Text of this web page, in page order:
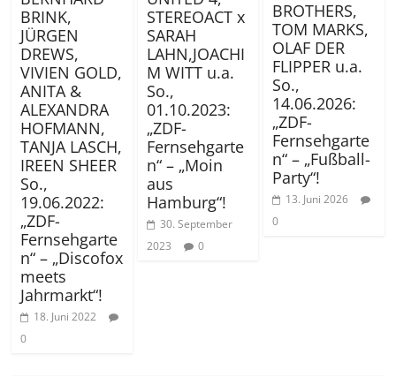
BRINK,
JÜRGEN
DREWS,
VIVIEN GOLD,
ANITA &
ALEXANDRA
HOFMANN,
TANJA LASCH,
IREEN SHEER
So.,
19.06.2022:
„ZDF-
Fernsehgarte
n“ – „Discofox
meets
Jahrmarkt“!
18. Juni 2022
0
STEREOACT x
SARAH
LAHN,JOACHI
M WITT u.a.
So.,
01.10.2023:
„ZDF-
Fernsehgarte
n“ – „Moin
aus
Hamburg“!
30. September
2023
0
BROTHERS,
TOM MARKS,
OLAF DER
FLIPPER u.a.
So.,
14.06.2026:
„ZDF-
Fernsehgarte
n“ – „Fußball-
Party“!
13. Juni 2026
0